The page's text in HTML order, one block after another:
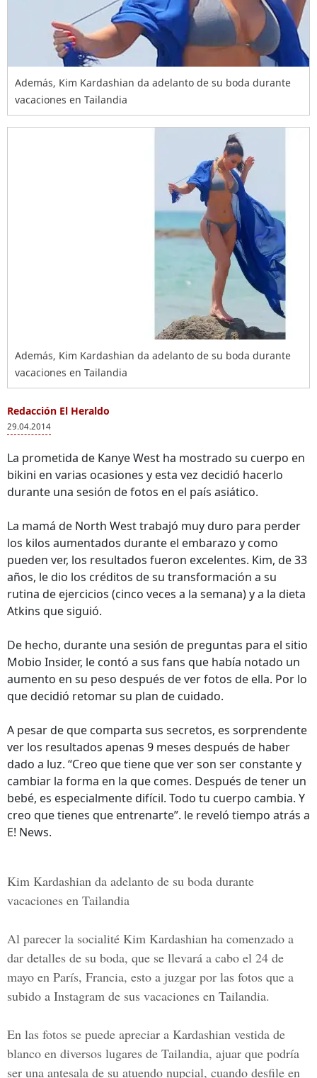
Además, Kim Kardashian da adelanto de su boda durante
vacaciones en Tailandia
Además, Kim Kardashian da adelanto de su boda durante
vacaciones en Tailandia
Redacción El Heraldo
29.04.2014
La prometida de Kanye West ha mostrado su cuerpo en
bikini en varias ocasiones y esta vez decidió hacerlo
durante una sesión de fotos en el país asiático.
La mamá de North West trabajó muy duro para perder
los kilos aumentados durante el embarazo y como
pueden ver, los resultados fueron excelentes. Kim, de 33
años, le dio los créditos de su transformación a su
rutina de ejercicios (cinco veces a la semana) y a la dieta
Atkins que siguió.
De hecho, durante una sesión de preguntas para el sitio
Mobio Insider, le contó a sus fans que había notado un
aumento en su peso después de ver fotos de ella. Por lo
que decidió retomar su plan de cuidado.
A pesar de que comparta sus secretos, es sorprendente
ver los resultados apenas 9 meses después de haber
dado a luz. “Creo que tiene que ver son ser constante y
cambiar la forma en la que comes. Después de tener un
bebé, es especialmente difícil. Todo tu cuerpo cambia. Y
creo que tienes que entrenarte”. le reveló tiempo atrás a
E! News.
Kim Kardashian da adelanto de su boda durante
vacaciones en Tailandia
Al parecer la socialité Kim Kardashian ha comenzado a
dar detalles de su boda, que se llevará a cabo el 24 de
mayo en París, Francia, esto a juzgar por las fotos que a
subido a Instagram de sus vacaciones en Tailandia.
En las fotos se puede apreciar a Kardashian vestida de
blanco en diversos lugares de Tailandia, ajuar que podría
ser una antesala de su atuendo nupcial, cuando desfile en